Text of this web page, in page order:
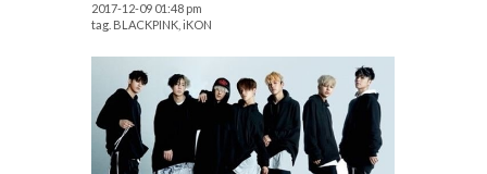
2017-12-09 01:48 pm
tag. BLACKPINK iKON